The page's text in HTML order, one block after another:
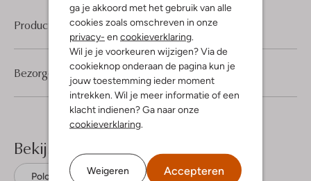
ga je akkoord met het gebruik van alle
cookies zoals omschreven in onze
privacy- en cookieverklaring.
Wil je je voorkeuren wijzigen? Via de
cookieknop onderaan de pagina kun je
jouw toestemming ieder moment
intrekken. Wil je meer informatie of een
klacht indienen? Ga naar onze
cookieverklaring.
Weigeren Accepteren
Product informatie
Bezorgen & retourneren
Bekijk meer
Polo's Tiger Of Sweden Katoen